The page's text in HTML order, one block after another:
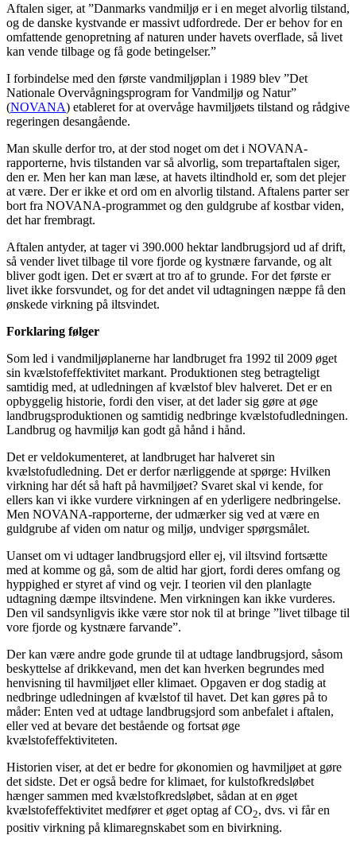
Aftalen siger, at ”Danmarks vandmiljø er i en meget alvorlig tilstand,
og de danske kystvande er massivt udfordrede. Der er behov for en
omfattende genopretning af naturen under havets overflade, så livet
kan vende tilbage og få gode betingelser.”
I forbindelse med den første vandmiljøplan i 1989 blev ”Det
Nationale Overvågningsprogram for Vandmiljø og Natur”
(NOVANA) etableret for at overvåge havmiljøets tilstand og rådgive
regeringen desangående.
Man skulle derfor tro, at der stod noget om det i NOVANA-
rapporterne, hvis tilstanden var så alvorlig, som trepartaftalen siger,
den er. Men her kan man læse, at havets iltindhold er, som det plejer
at være. Der er ikke et ord om en alvorlig tilstand. Aftalens parter ser
bort fra NOVANA-programmet og den guldgrube af kostbar viden,
det har frembragt.
Aftalen antyder, at tager vi 390.000 hektar landbrugsjord ud af drift,
så vender livet tilbage til vore fjorde og kystnære farvande, og alt
bliver godt igen. Det er svært at tro af to grunde. For det første er
livet ikke forsvundet, og for det andet vil udtagningen næppe få den
ønskede virkning på iltsvindet.
Forklaring følger
Som led i vandmiljøplanerne har landbruget fra 1992 til 2009 øget
sin kvælstofeffektivitet markant. Produktionen steg betragteligt
samtidig med, at udledningen af kvælstof blev halveret. Det er en
opbyggelig historie, fordi den viser, at det lader sig gøre at øge
landbrugsproduktionen og samtidig nedbringe kvælstofudledningen.
Landbrug og havmiljø kan godt gå hånd i hånd.
Det er veldokumenteret, at landbruget har halveret sin
kvælstofudledning. Det er derfor nærliggende at spørge: Hvilken
virkning har dét så haft på havmiljøet? Svaret skal vi kende, for
ellers kan vi ikke vurdere virkningen af en yderligere nedbringelse.
Men NOVANA-rapporterne, der udmærker sig ved at være en
guldgrube af viden om natur og miljø, undviger spørgsmålet.
Uanset om vi udtager landbrugsjord eller ej, vil iltsvind fortsætte
med at komme og gå, som de altid har gjort, fordi deres omfang og
hyppighed er styret af vind og vejr. I teorien vil den planlagte
udtagning dæmpe iltsvindene. Men virkningen kan ikke vurderes.
Den vil sandsynligvis ikke være stor nok til at bringe ”livet tilbage til
vore fjorde og kystnære farvande”.
Der kan være andre gode grunde til at udtage landbrugsjord, såsom
beskyttelse af drikkevand, men det kan hverken begrundes med
henvisning til havmiljøet eller klimaet. Opgaven er dog stadig at
nedbringe udledningen af kvælstof til havet. Det kan gøres på to
måder: Enten ved at udtage landbrugsjord som anbefalet i aftalen,
eller ved at bevare det bestående og fortsat øge
kvælstofeffektiviteten.
Historien viser, at det er bedre for økonomien og havmiljøet at gøre
det sidste. Det er også bedre for klimaet, for kulstofkredsløbet
hænger sammen med kvælstofkredsløbet, sådan at en øget
kvælstofeffektivitet medfører et øget optag af CO2, dvs. vi får en
positiv virkning på klimaregnskabet som en bivirkning.